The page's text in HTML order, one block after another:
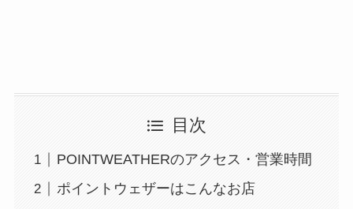
目次
POINTWEATHERのアクセス・営業時間
ポイントウェザーはこんなお店